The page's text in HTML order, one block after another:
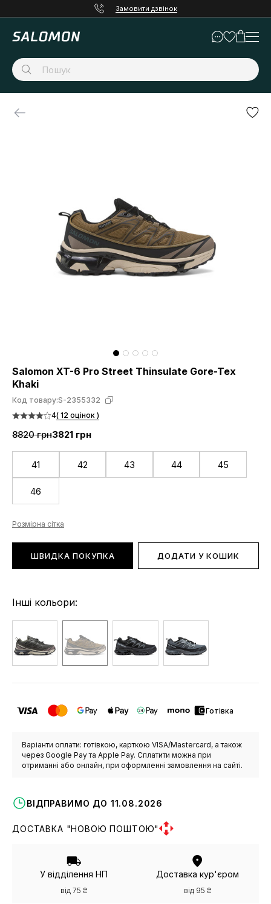
Замовити дзвінок
Salomon XT-6 Pro Street Thinsulate Gore-Tex
Khaki
Код товару:S-2355332
4( 12 оцінок )
8820 грн3821 грн
41 42 43 44 45
46
Розмірна сітка
ШВИДКА ПОКУПКА ДОДАТИ У КОШИК
Інші кольори:
Готівка
Варіанти оплати: готівкою, карткою VISA/Mastercard, а також
через Google Pay та Apple Pay. Сплатити можна при
отриманні або онлайн, при оформленні замовлення на сайті.
ВІДПРАВИМО ДО 11.08.2026
ДОСТАВКА "НОВОЮ ПОШТОЮ"
У відділення НП
від 75 ₴
Доставка кур'єром
від 95 ₴